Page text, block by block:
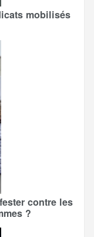
mobilisés
contre les
?